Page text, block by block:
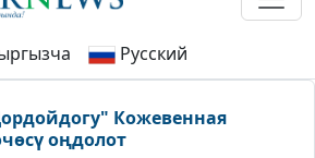
Русский
Кожевенная
оңдолот